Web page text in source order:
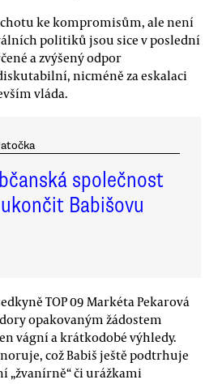
ke kompromisům, ale není
politiků jsou sice v poslední
a zvýšený odpor
nicméně za eskalaci
vláda.
společnost
Babišovu
TOP 09 Markéta Pekarová
opakovaným žádostem
vágní a krátkodobé výhledy.
což Babiš ještě podtrhuje
„žvanírně“ či urážkami